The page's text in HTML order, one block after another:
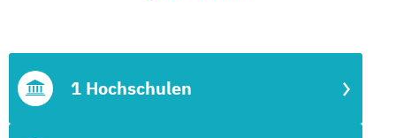
1 Hochschulen